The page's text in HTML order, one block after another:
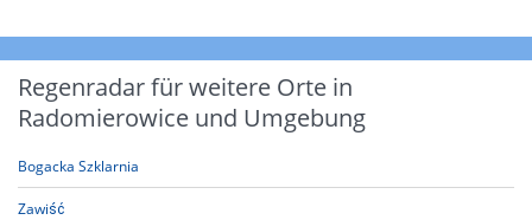
Regenradar für weitere Orte in
Radomierowice und Umgebung
Bogacka Szklarnia
Zawiść